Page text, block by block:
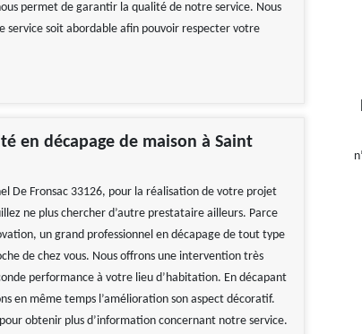
permet de garantir la qualité de notre service. Nous
service soit abordable afin pouvoir respecter votre
en décapage de maison à Saint
De Fronsac 33126, pour la réalisation de votre projet
ne plus chercher d’autre prestataire ailleurs. Parce
un grand professionnel en décapage de tout type
de chez vous. Nous offrons une intervention très
performance à votre lieu d’habitation. En décapant
en même temps l’amélioration son aspect décoratif.
obtenir plus d’information concernant notre service.